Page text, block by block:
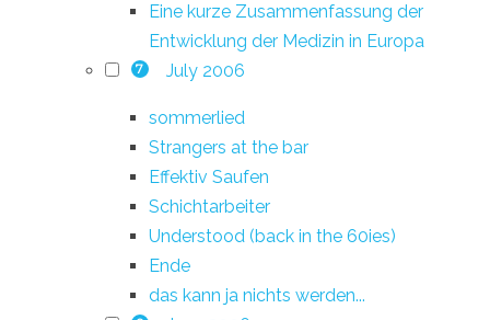
Eine kurze Zusammenfassung der
Entwicklung der Medizin in Europa
7 July 2006
sommerlied
Strangers at the bar
Effektiv Saufen
Schichtarbeiter
Understood (back in the 60ies)
Ende
das kann ja nichts werden...